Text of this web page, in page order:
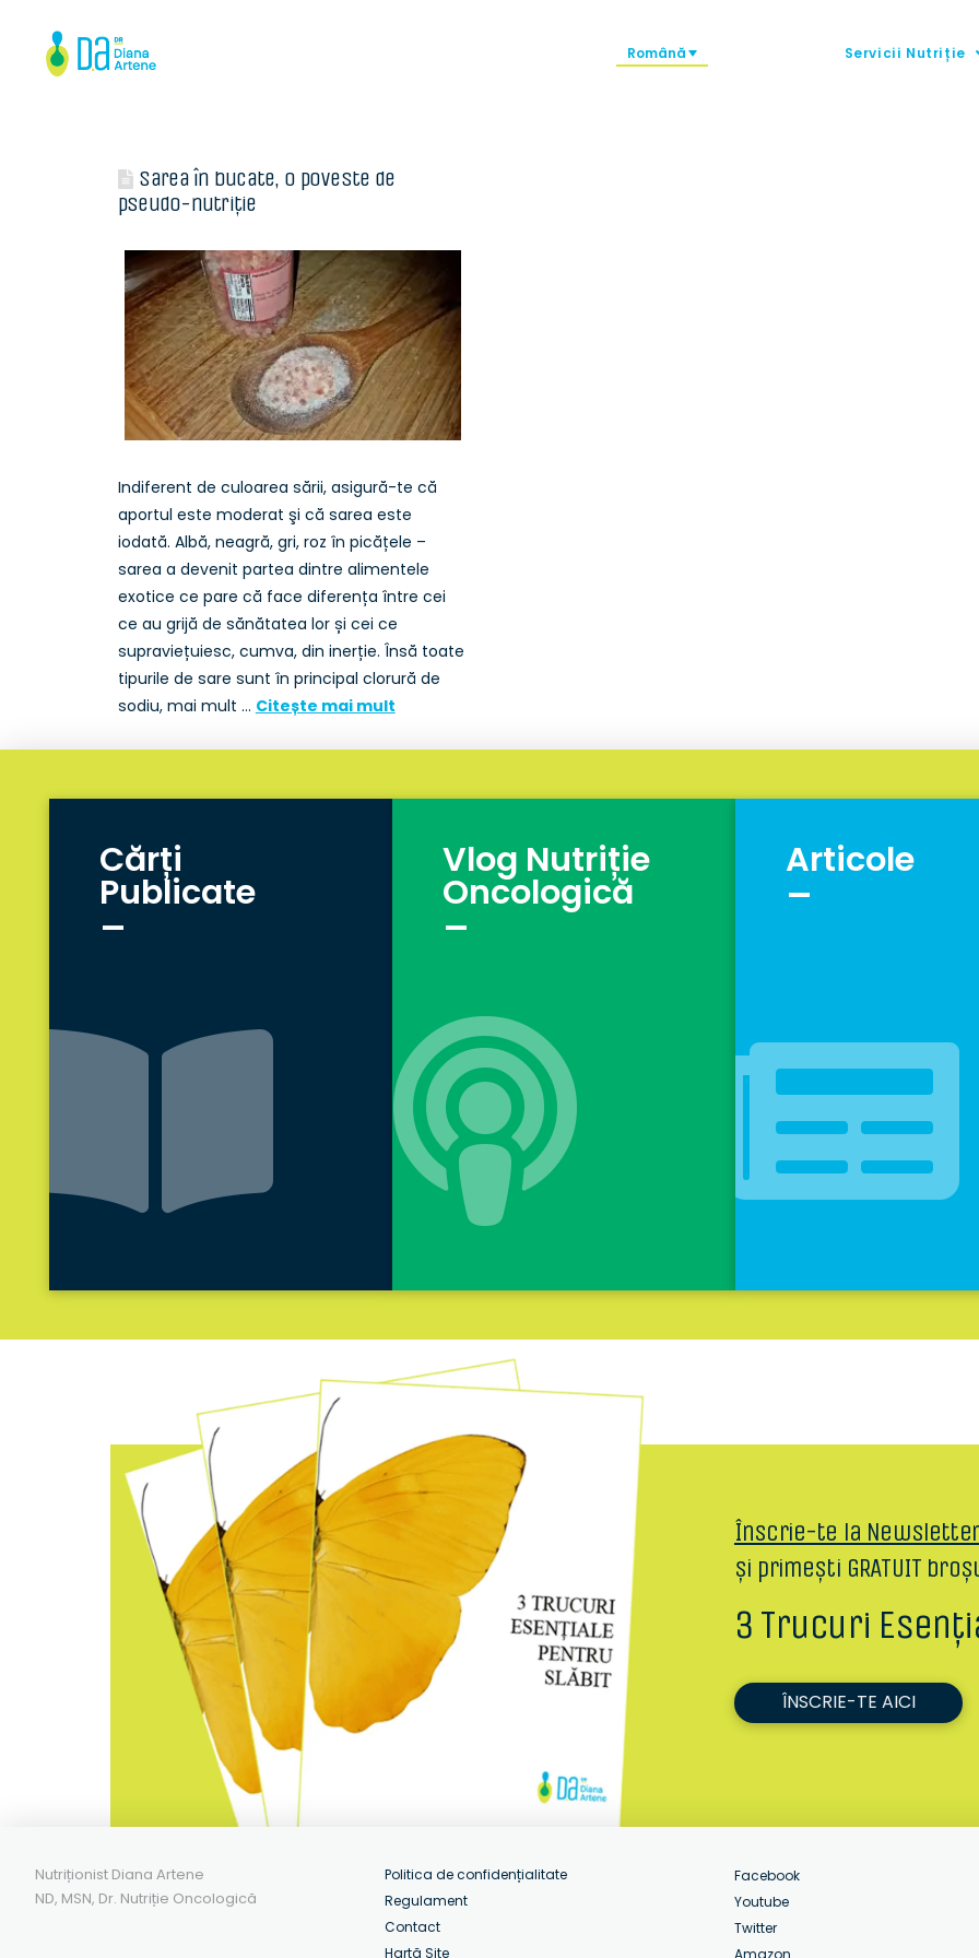
Română Servicii Nutriție
Sarea în bucate, o poveste de
pseudo-nutriție
Indiferent de culoarea sării, asigură-te că
aportul este moderat şi că sarea este
iodată. Albă, neagră, gri, roz în picățele –
sarea a devenit partea dintre alimentele
exotice ce pare că face diferența între cei
ce au grijă de sănătatea lor și cei ce
supraviețuiesc, cumva, din inerție. Însă toate
tipurile de sare sunt în principal clorură de
sodiu, mai mult … Citește mai mult
Cărți
Publicate
_
Vlog Nutriție
Oncologică
_
Articole
_
Înscrie-te la Newsletter
și primești GRATUIT
3 Trucuri
ÎNSCRIE-TE AICI
Nutriționist Diana Artene
ND, MSN, Dr. Nutriție Oncologică
Politica de confidențialitate
Regulament
Contact
Hartă Site
Facebook
Youtube
Twitter